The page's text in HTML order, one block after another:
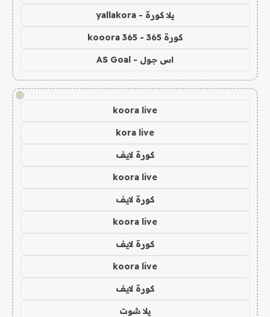
يلا كورة - yallakora
كورة 365 - kooora 365
اس جول - AS Goal
!
koora live
kora live
كورة لايف
koora live
كورة لايف
koora live
كورة لايف
koora live
كورة لايف
يلا شوت